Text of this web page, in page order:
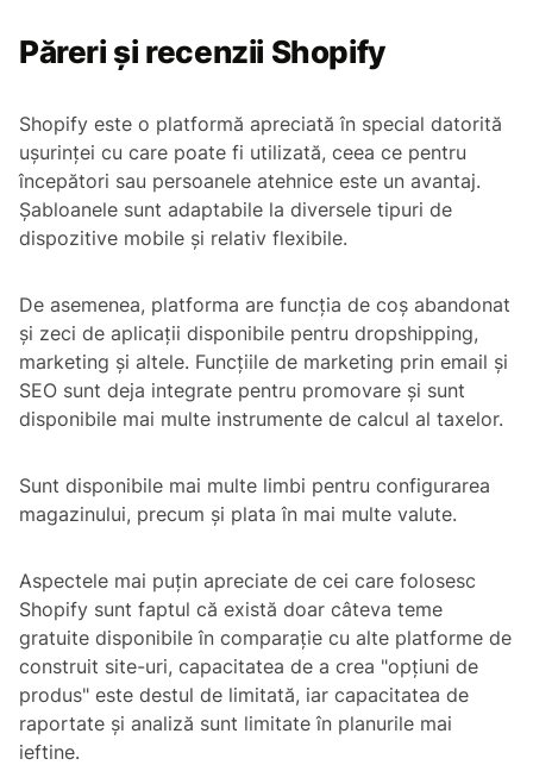
Păreri și recenzii Shopify
Shopify este o platformă apreciată în special datorită
ușurinței cu care poate fi utilizată, ceea ce pentru
începători sau persoanele atehnice este un avantaj.
Șabloanele sunt adaptabile la diversele tipuri de
dispozitive mobile și relativ flexibile.
De asemenea, platforma are funcția de coș abandonat
și zeci de aplicații disponibile pentru dropshipping,
marketing și altele. Funcțiile de marketing prin email și
SEO sunt deja integrate pentru promovare și sunt
disponibile mai multe instrumente de calcul al taxelor.
Sunt disponibile mai multe limbi pentru configurarea
magazinului, precum și plata în mai multe valute.
Aspectele mai puțin apreciate de cei care folosesc
Shopify sunt faptul că există doar câteva teme
gratuite disponibile în comparație cu alte platforme de
construit site-uri, capacitatea de a crea "opțiuni de
produs" este destul de limitată, iar capacitatea de
raportate și analiză sunt limitate în planurile mai
ieftine.